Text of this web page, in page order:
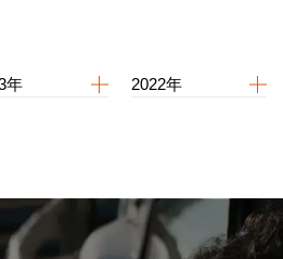
年
2022年